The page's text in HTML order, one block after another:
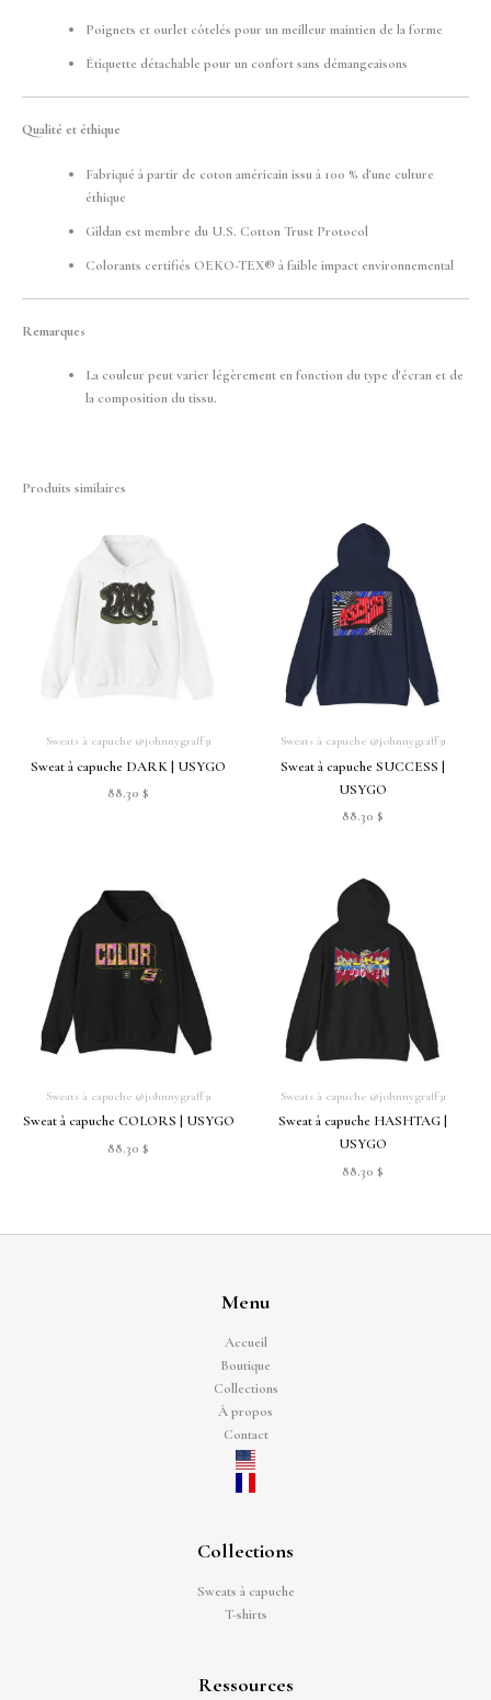
Poignets et ourlet côtelés pour un meilleur maintien de la forme
Étiquette détachable pour un confort sans démangeaisons
Qualité et éthique
Fabriqué à partir de coton américain issu à 100 % d'une culture
éthique
Gildan est membre du U.S. Cotton Trust Protocol
Colorants certifiés OEKO-TEX® à faible impact environnemental
Remarques
La couleur peut varier légèrement en fonction du type d'écran et de
la composition du tissu.
Produits similaires
Sweats à capuche @johnnygraff31
Sweat à capuche DARK | USYGO
88.30 $
Sweats à capuche @johnnygraff31
Sweat à capuche SUCCESS |
USYGO
88.30 $
Sweats à capuche @johnnygraff31
Sweat à capuche COLORS | USYGO
88.30 $
Sweats à capuche @johnnygraff31
Sweat à capuche HASHTAG |
USYGO
88.30 $
Menu
Accueil
Boutique
Collections
À propos
Contact
Collections
Sweats à capuche
T-shirts
Ressources